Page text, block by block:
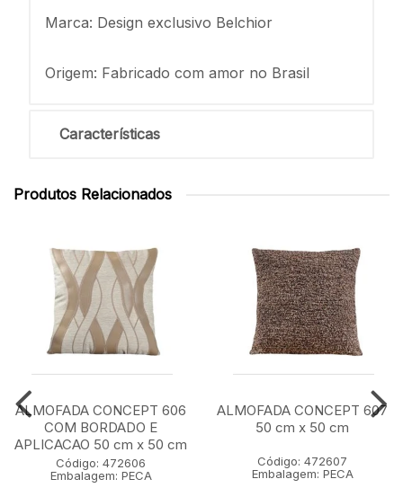
Marca: Design exclusivo Belchior
Origem: Fabricado com amor no Brasil
Características
Produtos Relacionados
ALMOFADA CONCEPT 606
COM BORDADO E
APLICACAO 50 cm x 50 cm
Código: 472606
Embalagem: PECA
ALMOFADA CONCEPT 607
50 cm x 50 cm
Código: 472607
Embalagem: PECA